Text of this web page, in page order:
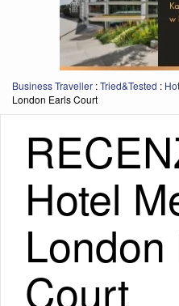
Business Traveller :Tried&Tested :
London Earls Court
Hotel
Court